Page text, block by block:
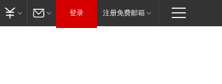
登录 注册免费邮箱